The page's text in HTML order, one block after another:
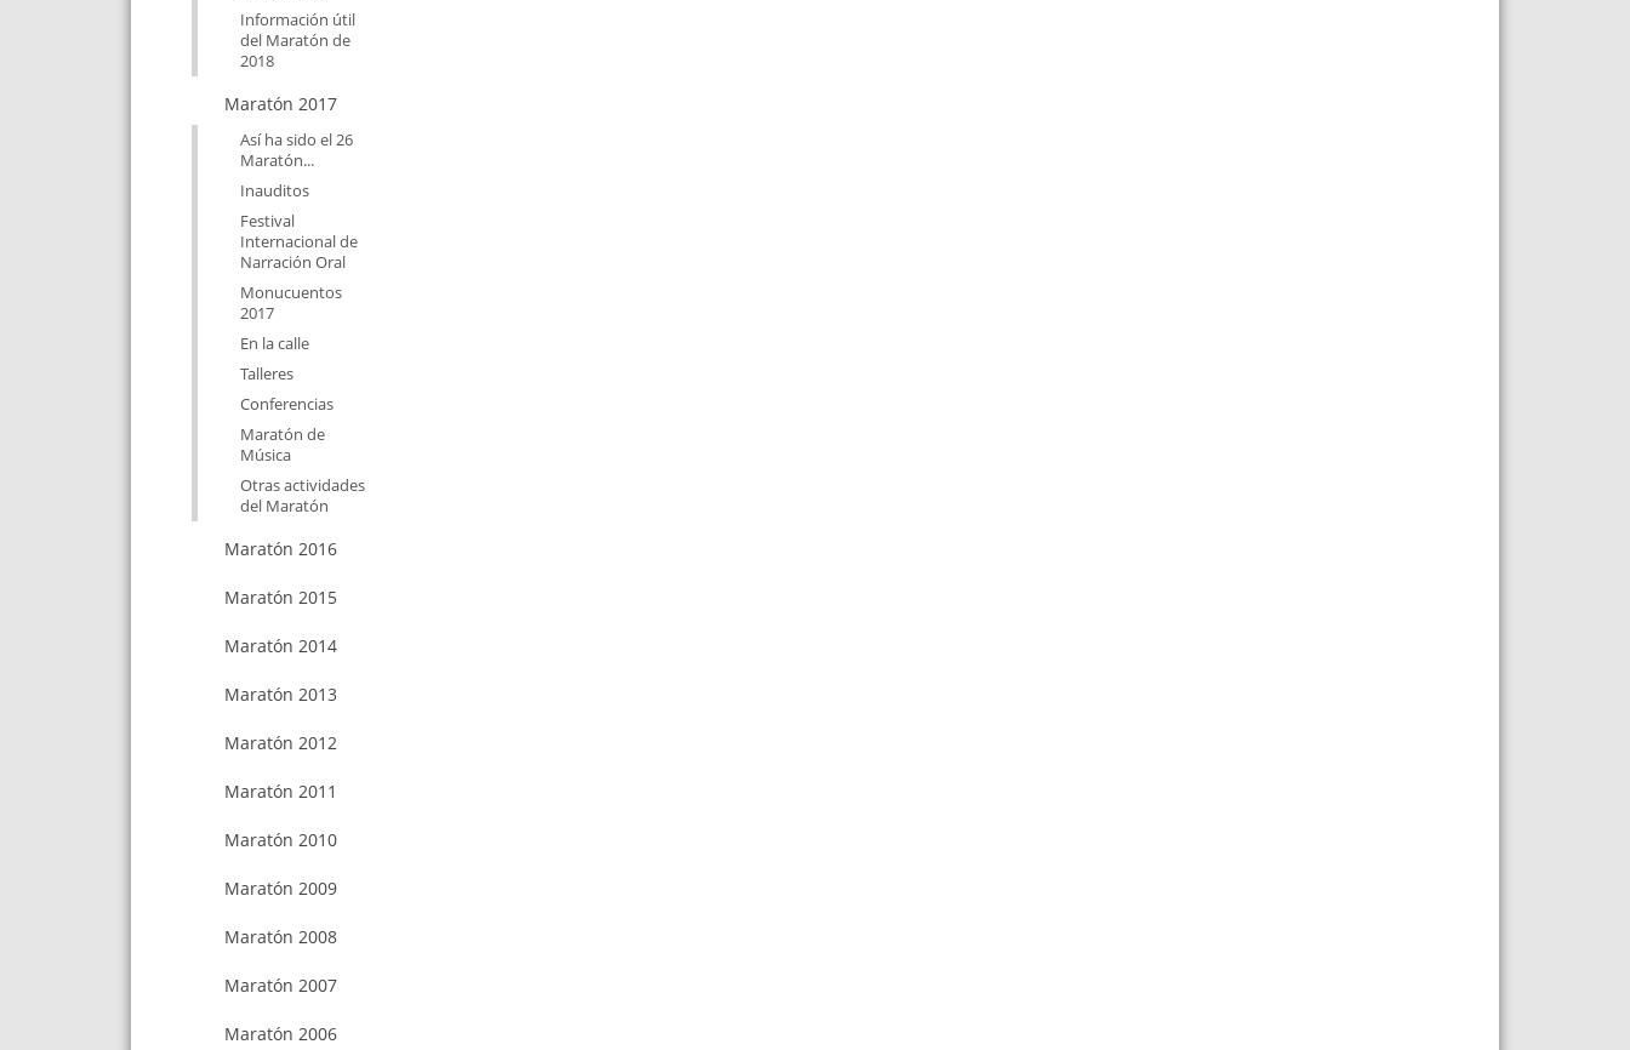
Información útil
del Maratón de
2018
Maratón 2017
Así ha sido el 26
Maratón...
Inauditos
Festival
Internacional de
Narración Oral
Monucuentos
2017
En la calle
Talleres
Conferencias
Maratón de
Música
Otras actividades
del Maratón
Maratón 2016
Maratón 2015
Maratón 2014
Maratón 2013
Maratón 2012
Maratón 2011
Maratón 2010
Maratón 2009
Maratón 2008
Maratón 2007
Maratón 2006